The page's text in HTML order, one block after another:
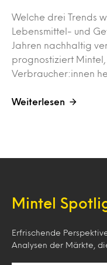
Welche drei Trends
Lebensmittel- und
Jahren nachhaltig
prognostiziert
Verbraucher:innen
Weiterlesen
Mintel
Erfrischende
Analysen der Märkte,